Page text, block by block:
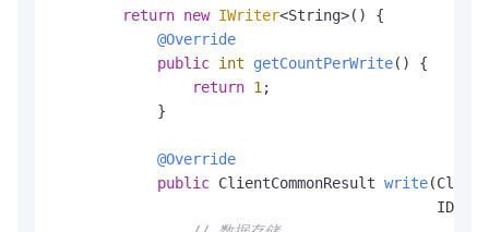
return new IWriter<String>() {
@Override
public int getCountPerWrite()
{
return 1 ;
            }
@Override
public ClientCommonResult write